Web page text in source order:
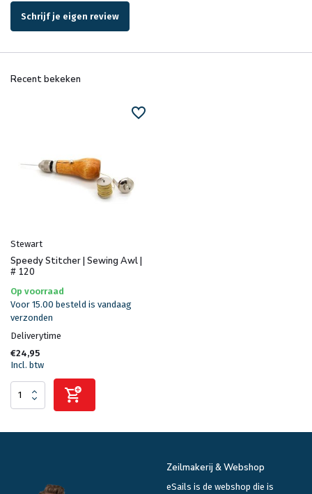
Schrijf je eigen review
Recent bekeken
Stewart
Speedy Stitcher | Sewing Awl |
# 120
Op voorraad
Voor 15.00 besteld is vandaag
verzonden
Deliverytime
€24,95
Incl. btw
Zeilmakerij & Webshop
eSails is de webshop die is